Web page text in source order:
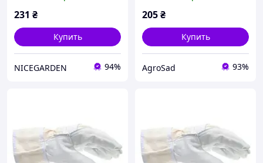
231 ₴
Купить
NICEGARDEN 94%
205₴
Купить
AgroSad 93%